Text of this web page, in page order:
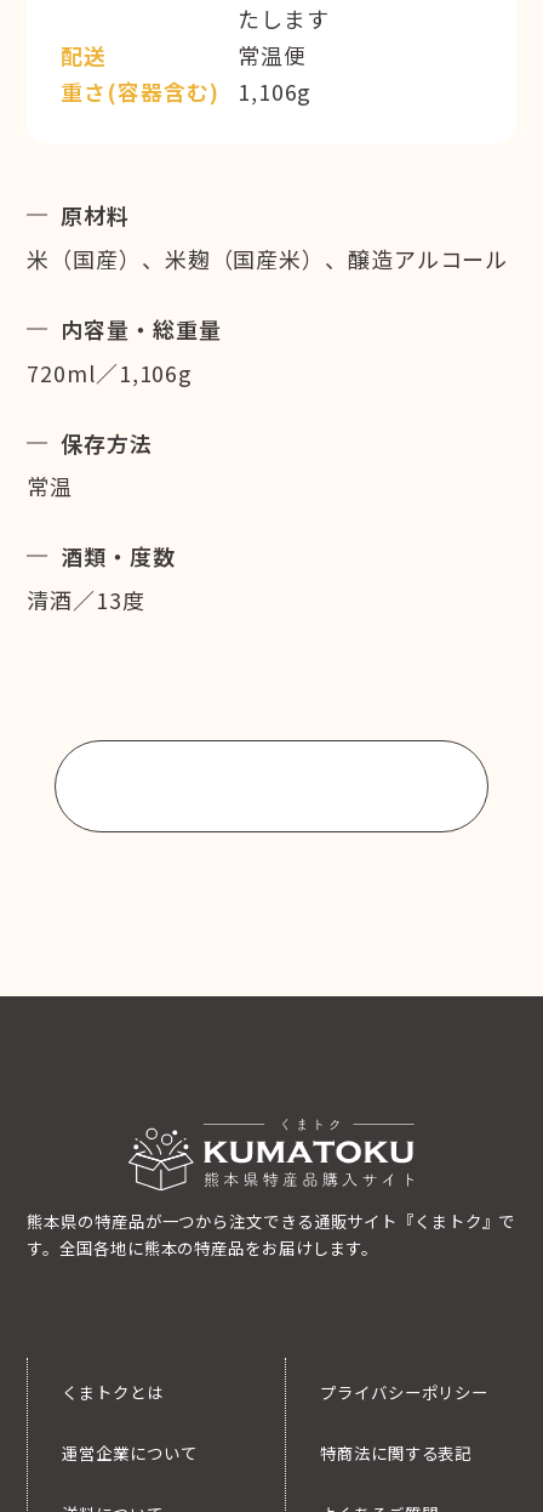
たします
配送
常温便
重さ(容器含む)
1,106g
原材料
米（国産）、米麹（国産米）、醸造アルコール
内容量・総重量
720ml／1,106g
保存方法
常温
酒類・度数
清酒／13度
熊本県の特産品が一つから注文できる通販サイト『くまトク』で
す。全国各地に熊本の特産品をお届けします。
くまトクとは
運営企業について
プライバシーポリシー
特商法に関する表記